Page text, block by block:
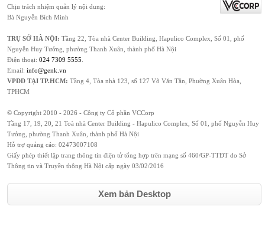
Chịu trách nhiệm quản lý nội dung:
Bà Nguyễn Bích Minh
TRỤ SỞ HÀ NỘI: Tầng 22, Tòa nhà Center Building, Hapulico Complex, Số 01, phố
Nguyễn Huy Tưởng, phường Thanh Xuân, thành phố Hà Nội
Điện thoại: 024 7309 5555
Email: info@genk.vn
VPĐD TẠI TP.HCM: Tầng 4, Tòa nhà 123, số 127 Võ Văn Tần, Phường Xuân Hòa,
TPHCM
© Copyright 2010 - 2026 - Công ty Cổ phần VCCorp
Tầng 17, 19, 20, 21 Toà nhà Center Building - Hapulico Complex, Số 01, phố Nguyễn Huy
Tưởng, phường Thanh Xuân, thành phố Hà Nội
Hỗ trợ quảng cáo: 02473007108
Giấy phép thiết lập trang thông tin điện tử tổng hợp trên mạng số 460/GP-TTĐT do Sở
Thông tin và Truyền thông Hà Nội cấp ngày 03/02/2016
Xem bản Desktop